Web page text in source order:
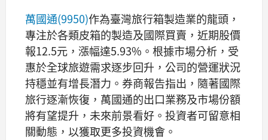
萬國通(9950)作為臺灣旅行箱製造業的龍頭，
專注於各類皮箱的製造及國際買賣，近期股價
報12.5元，漲幅達5.93%。根據市場分析，受
惠於全球旅遊需求逐步回升，公司的營運狀況
持穩並有增長潛力。券商報告指出，隨著國際
旅行逐漸恢復，萬國通的出口業務及市場份額
將有望提升，未來前景看好。投資者可留意相
關動態，以獲取更多投資機會。